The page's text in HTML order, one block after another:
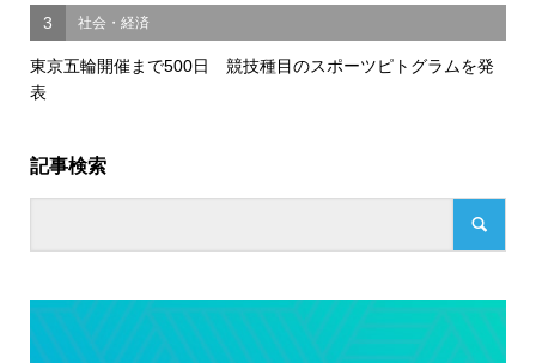
3 社会・経済
東京五輪開催まで500日 競技種目のスポーツピトグラムを発
表
記事検索